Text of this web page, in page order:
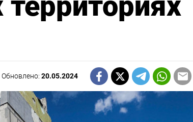
Обновлено:20.05.2024